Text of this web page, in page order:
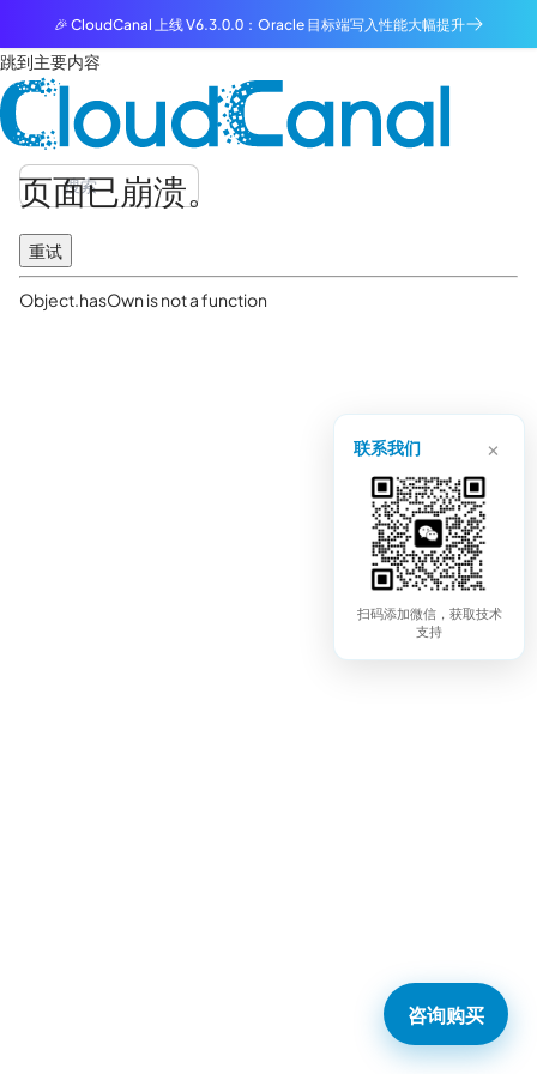
🎉 CloudCanal 上线 V6.3.0.0：Oracle 目标端写入性能大幅提升
跳到主要内容
页面已崩溃。
重试
Object.hasOwn is not a function
联系我们 ×
扫码添加微信，获取技术
支持
咨询购买